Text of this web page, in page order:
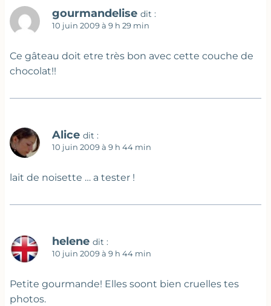
gourmandelise dit :
10 juin 2009 à 9 h 29 min
Ce gâteau doit etre très bon avec cette couche de
chocolat!!
Alice dit :
10 juin 2009 à 9 h 44 min
lait de noisette … a tester !
helene dit :
10 juin 2009 à 9 h 44 min
Petite gourmande! Elles soont bien cruelles tes
photos.